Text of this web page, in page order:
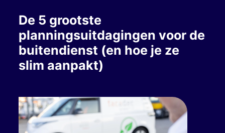
De 5 grootste
planningsuitdagingen voor de
buitendienst (en hoe je ze
slim aanpakt)